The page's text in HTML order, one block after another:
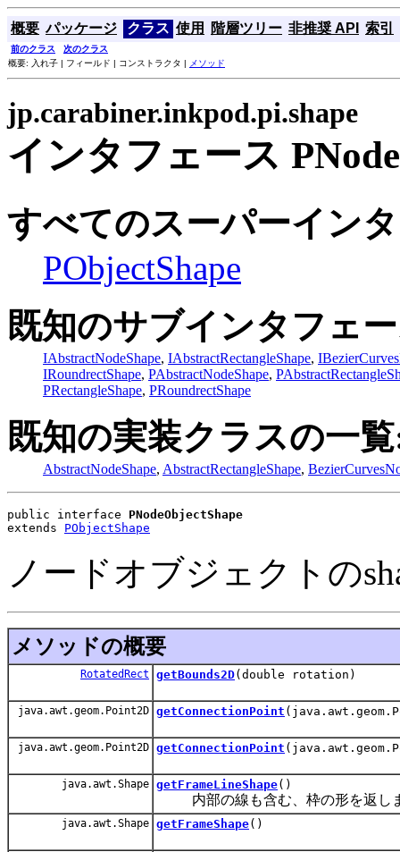
概要 パッケージ クラス 使用 階層ツリー 非推奨 API 索引
前のクラス
次のクラス
概要: 入れ子 | フィールド | コンストラクタ |
メソッド
jp.carabiner.inkpod.pi.shape
インタフェース
すべてのスーパーイン
PObjectShape
既知のサブインタフェ
IAbstractNodeShape, IAbstractRectangleShape,
IRoundrectShape, PAbstractNodeShape,
PRectangleShape, PRoundrectShape
既知の実装クラスの一
AbstractNodeShape, AbstractRectangleShape,
public interface PNodeObjectShape
extends PObjectShape
ノードオブジェクトの
メソッドの概要
RotatedRect getBounds2D(double rotation)
java.awt.geom.Point2D getConnectionPoint
java.awt.geom.Point2D getConnectionPoint
java.awt.Shape getFrameLineShape()
内部の線も含む、枠の形を返し
java.awt.Shape getFrameShape()